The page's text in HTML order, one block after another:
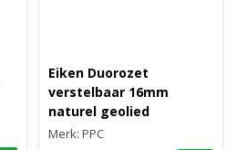
Eiken Duorozet
verstelbaar 16mm
naturel geolied
Merk: PPC